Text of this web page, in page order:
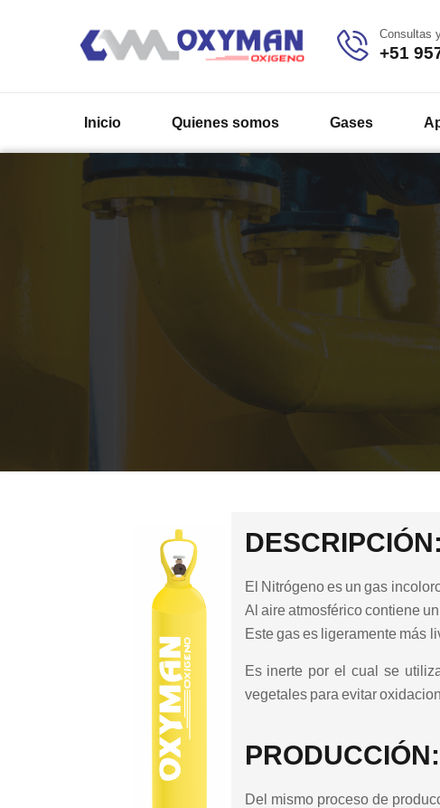
Consultas
+51
Inicio Quienes somos Gases
DESCRIPCIÓN:
El Nitrógeno es un gas
Al aire atmosférico contiene
Este gas es ligeramente más
Es inerte por el cual se
vegetales para evitar
PRODUCCIÓN:
Del mismo proceso de